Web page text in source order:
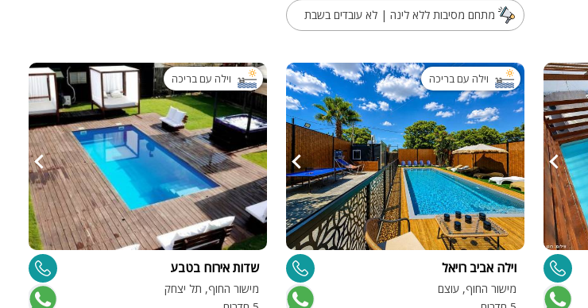
פינת אוכל
hot
מחירים
בזול
בתי נופש
שולחן פול
הוקי אוויר
חדר קולנוע
מתחם מסיבות ללא לינה | לא עובדים בשבת
וילה עם בריכה
וילה אביב רויאל
מישור החוף, עוצם
וילה עם בריכה
שדות אירוח בטבע
מישור החוף, תל יצחק